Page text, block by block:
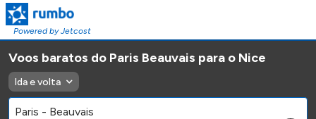
Powered by Jetcost
Voos baratos do Paris Beauvais para o Nice
Ida e volta